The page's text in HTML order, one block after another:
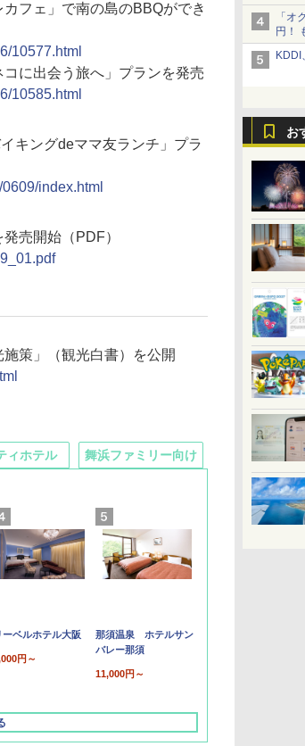
「オ
円！
更新
ニン
KDDI
お
フェ」で南の島のBBQができ
10577.html
に出会う旅へ」プランを発売
10585.html
キングdeママ友ランチ」プラ
index.html
売開始（PDF）
策」（観光白書）を公開
ーベルホテル大阪
円～
那須温泉 ホテルサン
バレー那須
11,000円～
ィホテル 舞浜ファミリー向け